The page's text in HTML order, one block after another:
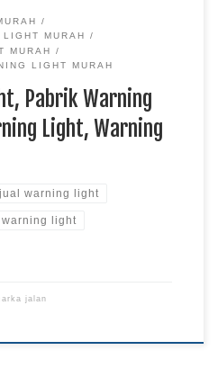
MURAH
MURAH
LIGHT MURAH
Pabrik Warning
Light, Warning
jual warning light
warning light
jalan